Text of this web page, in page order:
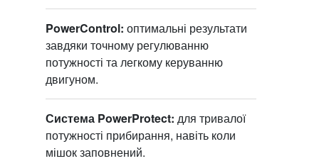
PowerControl: оптимальні результати
завдяки точному регулюванню
потужності та легкому керуванню
двигуном.
Система PowerProtect: для тривалої
потужності прибирання, навіть коли
мішок заповнений.